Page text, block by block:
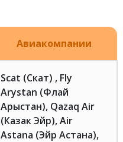
Авиакомпании
Scat (Скат) , Fly
Arystan (Флай
Арыстан), Qazaq Air
(Казак Эйр), Air
Astana (Эйр Астана),